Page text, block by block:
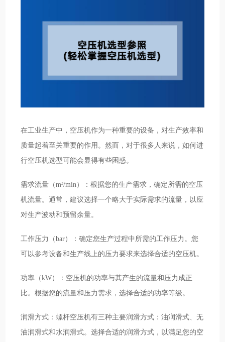
在工业生产中，空压机作为一种重要的设备，对生产效率和
质量起着至关重要的作用。然而，对于很多人来说，如何进
行空压机选型可能会显得有些困惑。
需求流量（m³/min）：根据您的生产需求，确定所需的空压
机流量。通常，建议选择一个略大于实际需求的流量，以应
对生产波动和预留余量。
工作压力（bar）：确定您生产过程中所需的工作压力。您
可以参考设备和生产线上的压力要求来选择合适的空压机。
功率（kW）：空压机的功率与其产生的流量和压力成正
比。根据您的流量和压力需求，选择合适的功率等级。
润滑方式：螺杆空压机有三种主要润滑方式：油润滑式、无
油润滑式和水润滑式。选择合适的润滑方式，以满足您的空